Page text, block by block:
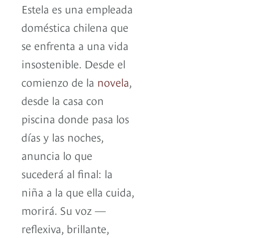
Estela es una empleada
doméstica chilena que
se enfrenta a una vida
insostenible. Desde el
comienzo de la novela,
desde la casa con
piscina donde pasa los
días y las noches,
anuncia lo que
sucederá al final: la
niña a la que ella cuida,
morirá. Su voz —
reflexiva, brillante,